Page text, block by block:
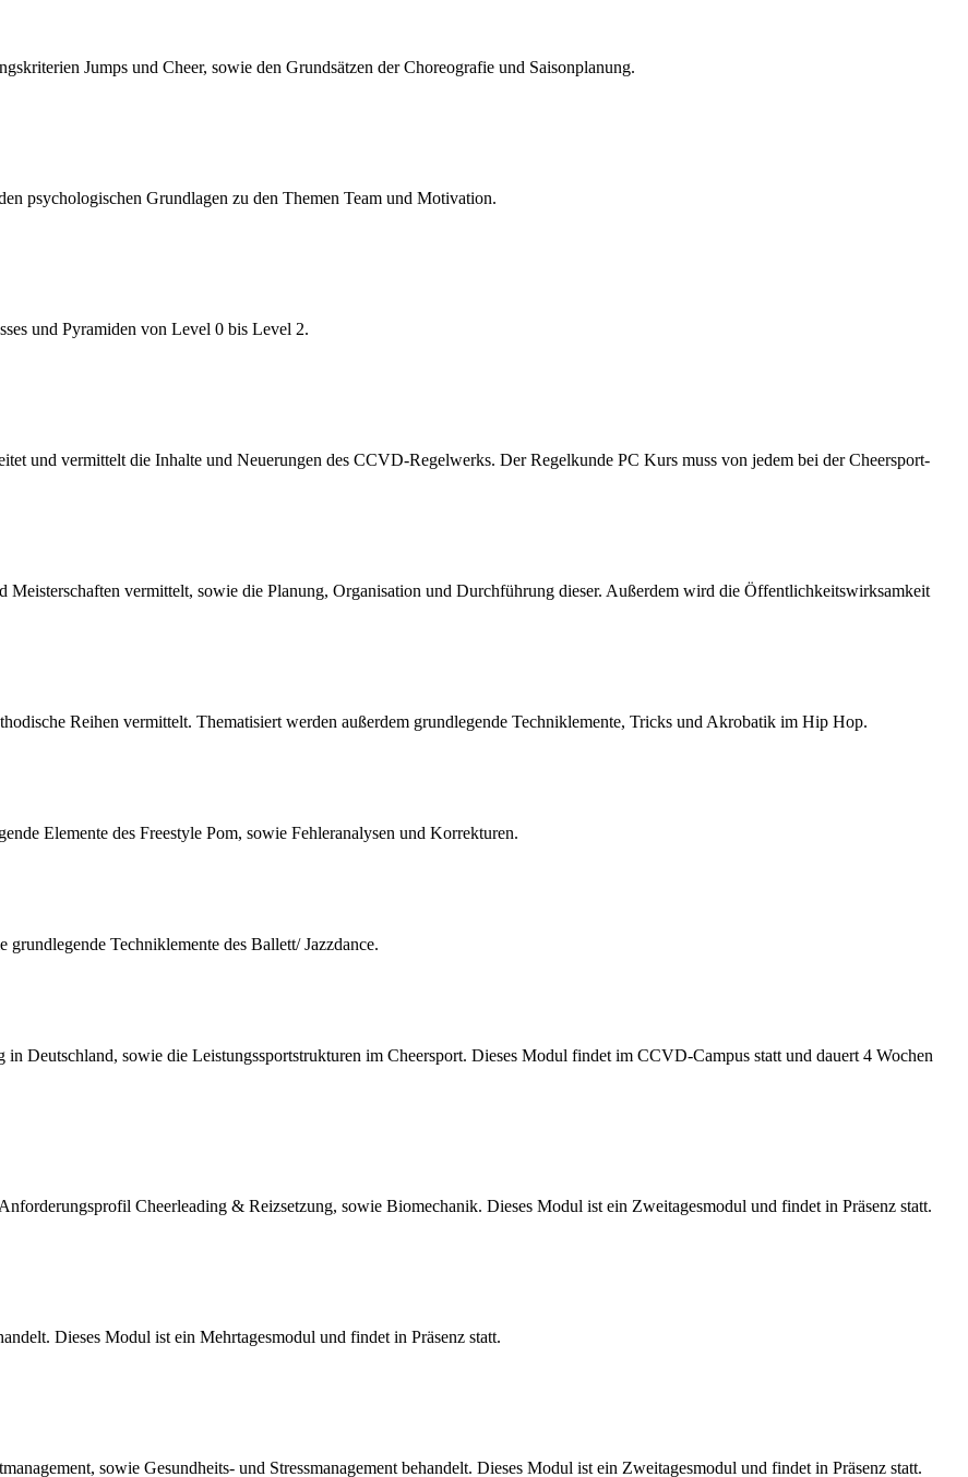
Jumps und Cheer, sowie den Grundsätzen der Choreografie und Saisonplanung.
psychologischen Grundlagen zu den Themen Team und Motivation.
und Pyramiden von Level 0 bis Level 2.
und vermittelt die Inhalte und Neuerungen des CCVD-Regelwerks. Der Regelkunde PC Kurs muss von jedem bei der Cheersport-
vermittelt, sowie die Planung, Organisation und Durchführung dieser. Außerdem wird die Öffentlichkeitswirksamkeit
Reihen vermittelt. Thematisiert werden außerdem grundlegende Techniklemente, Tricks und Akrobatik im Hip Hop.
Elemente des Freestyle Pom, sowie Fehleranalysen und Korrekturen.
Techniklemente des Ballett/ Jazzdance.
Deutschland, sowie die Leistungssportstrukturen im Cheersport. Dieses Modul findet im CCVD-Campus statt und dauert 4 Wochen
Cheerleading & Reizsetzung, sowie Biomechanik. Dieses Modul ist ein Zweitagesmodul und findet in Präsenz statt.
Dieses Modul ist ein Mehrtagesmodul und findet in Präsenz statt.
sowie Gesundheits- und Stressmanagement behandelt. Dieses Modul ist ein Zweitagesmodul und findet in Präsenz statt.